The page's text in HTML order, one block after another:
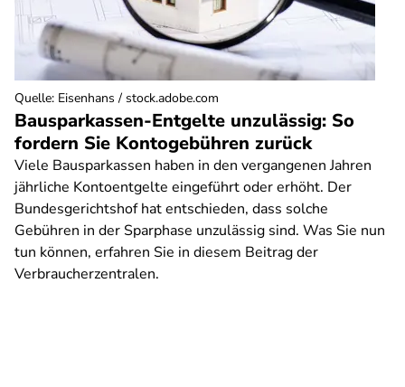
Bausparkassen-Entgelte unzulässig: So
fordern Sie Kontogebühren zurück
Viele Bausparkassen haben in den vergangenen Jahren
jährliche Kontoentgelte eingeführt oder erhöht. Der
Bundesgerichtshof hat entschieden, dass solche
Gebühren in der Sparphase unzulässig sind. Was Sie nun
tun können, erfahren Sie in diesem Beitrag der
Verbraucherzentralen.
Quelle: Eisenhans / stock.adobe.com